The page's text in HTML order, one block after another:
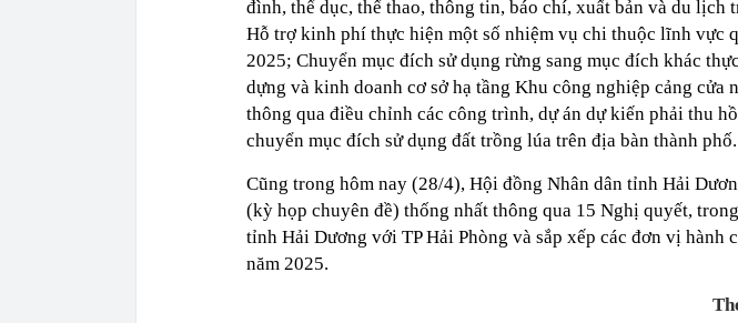
đình, thể dục, thể thao, thông tin, báo chí, xuất bản và du lịch
Hỗ trợ kinh phí thực hiện một số nhiệm vụ chi thuộc lĩnh vực
2025; Chuyển mục đích sử dụng rừng sang mục đích khác
dựng và kinh doanh cơ sở hạ tầng Khu công nghiệp cảng cửa
thông qua điều chỉnh các công trình, dự án dự kiến phải thu
chuyển mục đích sử dụng đất trồng lúa trên địa bàn thành phố.
Cũng trong hôm nay (28/4), Hội đồng Nhân dân tỉnh Hải
(kỳ họp chuyên đề) thống nhất thông qua 15 Nghị quyết,
tỉnh Hải Dương với TP Hải Phòng và sắp xếp các đơn vị hành
năm 2025.